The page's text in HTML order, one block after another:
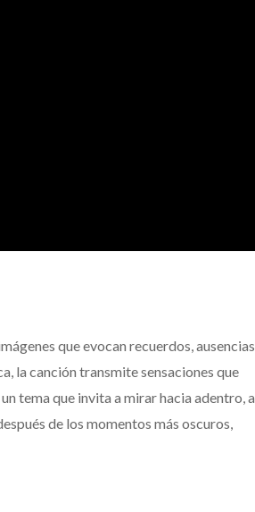
que evocan recuerdos, ausencias
la canción transmite sensaciones que
tema que invita a mirar hacia adentro, a
de los momentos más oscuros,